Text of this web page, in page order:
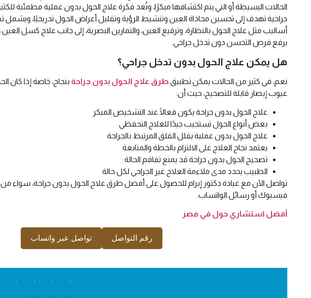
الحالات البسيطة أو التي يتم اكتشافها مبكرًا، وتُعد فكرة علاج الحول بدون عملية مطمئنة
جراحية تهدف إلى تحسين محاذاة العين وتنشيط الرؤية وتقليل أعراض الحول تدريجيًا،
أساليب مثل علاج الحول بالنظارة، وترقيع العين، والتمارين البصرية، إلى جانب علاج كسل
يرفع فرص التحسن دون تدخل جراحي.
هل يمكن علاج الحول بدون تدخل جراحي؟
نعم، في كثير من الحالات يمكن تطبيق طرق علاج الحول بدون جراحة بنجاح، خاصة إذا كان
عيوب إبصار قابلة للتصحيح، حيث أن:
علاج الحول بدون جراحة يكون فعالًا عند التشخيص المبكر
بعض أنواع الحول تستجيب جيدًا للعلاج التحفظي
علاج الحول بدون عملية يقلل القلق المرتبط بالجراحة
يعتمد نجاح العلاج على الالتزام بالخطة والمتابعة
تصحيح الحول بدون جراحة قد يمنع تفاقم الحالة
الطبيب يحدد مدى ملاءمة العلاج غير الجراحي لكل حالة
تواصل الآن مع عيادة دكتور إبرام للحصول على أفضل طرق علاج الحول بدون جراحة، سواء من
فيسبوك أو رسائل الواتساب.
أفضل استشاري حول في مصر
رقم التواصل تواصل عبر واتساب